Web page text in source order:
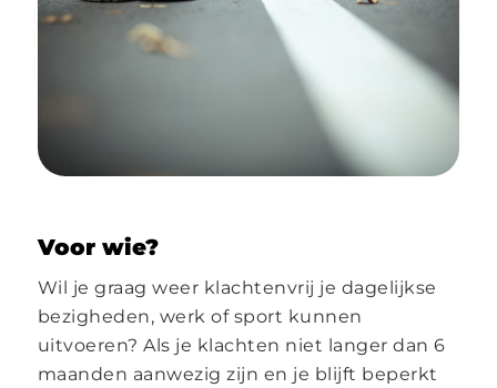
Voor wie?
Wil je graag weer klachtenvrij je dagelijkse
bezigheden, werk of sport kunnen
uitvoeren? Als je klachten niet langer dan 6
maanden aanwezig zijn en je blijft beperkt